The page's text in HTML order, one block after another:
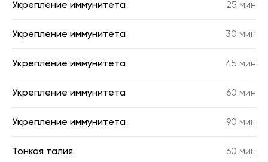
Укрепление иммунитета 25 мин
Укрепление иммунитета 30 мин
Укрепление иммунитета 45 мин
Укрепление иммунитета 60 мин
Укрепление иммунитета 90 мин
Тонкая талия 60 мин